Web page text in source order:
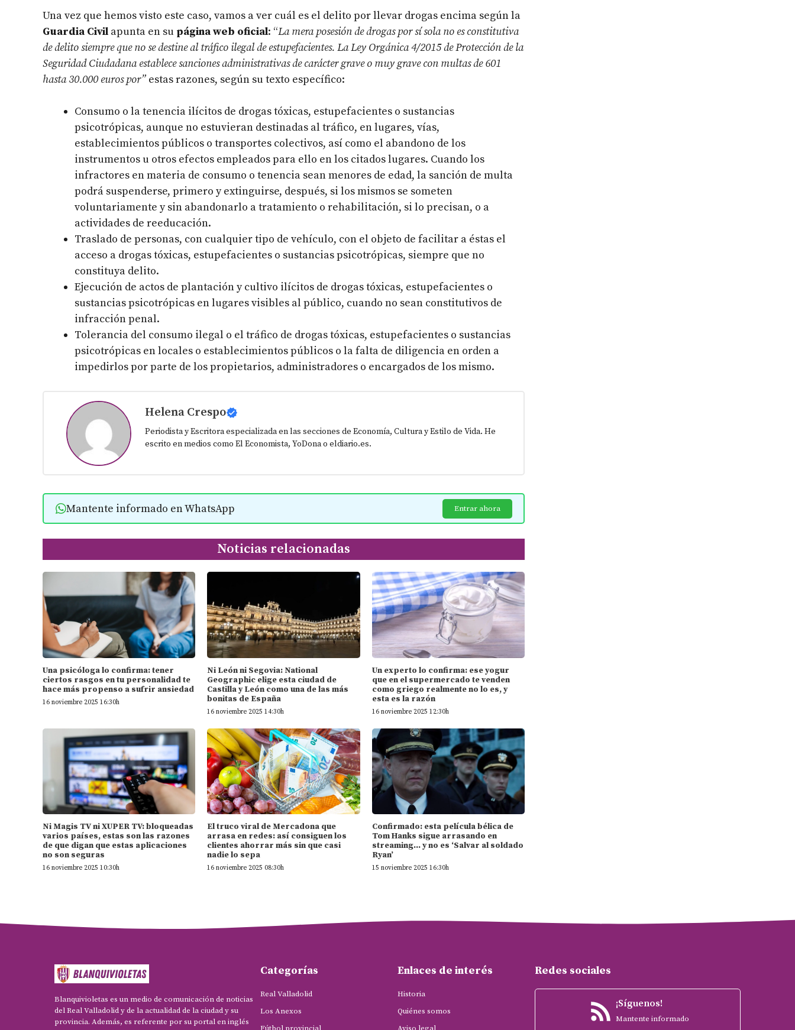
Una vez que hemos visto este caso, vamos a ver cuál es el delito por llevar drogas encima según la
Guardia Civil apunta en su página web oficial: “La mera posesión de drogas por sí sola no es constitutiva
de delito siempre que no se destine al tráfico ilegal de estupefacientes. La Ley Orgánica 4/2015 de Protección de la
Seguridad Ciudadana establece sanciones administrativas de carácter grave o muy grave con multas de 601
hasta 30.000 euros por” estas razones, según su texto específico:
Consumo o la tenencia ilícitos de drogas tóxicas, estupefacientes o sustancias
psicotrópicas, aunque no estuvieran destinadas al tráfico, en lugares, vías,
establecimientos públicos o transportes colectivos, así como el abandono de los
instrumentos u otros efectos empleados para ello en los citados lugares. Cuando los
infractores en materia de consumo o tenencia sean menores de edad, la sanción de multa
podrá suspenderse, primero y extinguirse, después, si los mismos se someten
voluntariamente y sin abandonarlo a tratamiento o rehabilitación, si lo precisan, o a
actividades de reeducación.
Traslado de personas, con cualquier tipo de vehículo, con el objeto de facilitar a éstas el
acceso a drogas tóxicas, estupefacientes o sustancias psicotrópicas, siempre que no
constituya delito.
Ejecución de actos de plantación y cultivo ilícitos de drogas tóxicas, estupefacientes o
sustancias psicotrópicas en lugares visibles al público, cuando no sean constitutivos de
infracción penal.
Tolerancia del consumo ilegal o el tráfico de drogas tóxicas, estupefacientes o sustancias
psicotrópicas en locales o establecimientos públicos o la falta de diligencia en orden a
impedirlos por parte de los propietarios, administradores o encargados de los mismo.
Helena Crespo
Periodista y Escritora especializada en las secciones de Economía, Cultura y Estilo de Vida. He
escrito en medios como El Economista, YoDona o eldiario.es.
Mantente informado en WhatsApp Entrar ahora
Noticias relacionadas
Una psicóloga lo confirma: tener
ciertos rasgos en tu personalidad te
hace más propenso a sufrir ansiedad
16 noviembre 2025 16:30h
Ni León ni Segovia: National
Geographic elige esta ciudad de
Castilla y León como una de las más
bonitas de España
16 noviembre 2025 14:30h
Un experto lo confirma: ese yogur
que en el supermercado te venden
como griego realmente no lo es, y
esta es la razón
16 noviembre 2025 12:30h
Ni Magis TV ni XUPER TV: bloqueadas
varios países, estas son las razones
de que digan que estas aplicaciones
no son seguras
16 noviembre 2025 10:30h
El truco viral de Mercadona que
arrasa en redes: así consiguen los
clientes ahorrar más sin que casi
nadie lo sepa
16 noviembre 2025 08:30h
Confirmado: esta película bélica de
Tom Hanks sigue arrasando en
streaming… y no es ‘Salvar al soldado
Ryan’
15 noviembre 2025 16:30h
Blanquivioletas es un medio de comunicación de noticias
del Real Valladolid y de la actualidad de la ciudad y su
provincia. Además, es referente por su portal en inglés
Categorías
Real Valladolid
Los Anexos
Enlaces de interés
Historia
Quiénes somos
Redes sociales
¡Síguenos!
Mantente informado